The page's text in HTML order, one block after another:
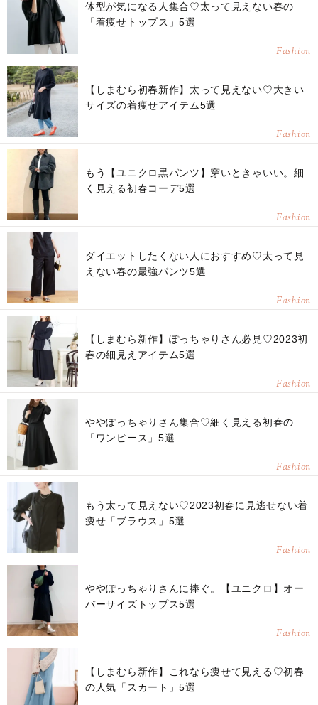
体型が気になる人集合♡太って見えない春の
「着痩せトップス」5選
Fashion
【しまむら初春新作】太って見えない♡大きい
サイズの着痩せアイテム5選
Fashion
もう【ユニクロ黒パンツ】穿いときゃいい。細
く見える初春コーデ5選
Fashion
ダイエットしたくない人におすすめ♡太って見
えない春の最強パンツ5選
Fashion
【しまむら新作】ぽっちゃりさん必見♡2023初
春の細見えアイテム5選
Fashion
ややぽっちゃりさん集合♡細く見える初春の
「ワンピース」5選
Fashion
もう太って見えない♡2023初春に見逃せない着
痩せ「ブラウス」5選
Fashion
ややぽっちゃりさんに捧ぐ。【ユニクロ】オー
バーサイズトップス5選
Fashion
【しまむら新作】これなら痩せて見える♡初春
の人気「スカート」5選